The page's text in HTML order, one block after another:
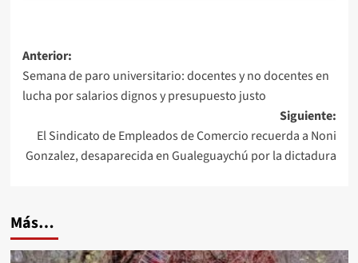
Navegación
de
entradas
Anterior:
Semana de paro universitario: docentes y no docentes en
lucha por salarios dignos y presupuesto justo
Siguiente:
El Sindicato de Empleados de Comercio recuerda a Noni
Gonzalez, desaparecida en Gualeguaychú por la dictadura
Más…